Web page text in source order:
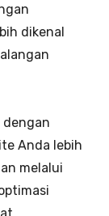
dikenal
Anda lebih
melalui